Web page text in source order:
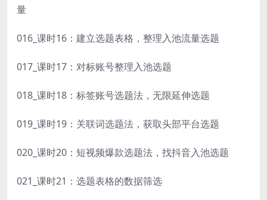
量
016_课时16：建立选题表格，整理入池流量选题
017_课时17：对标账号整理入池选题
018_课时18：标签账号选题法，无限延伸选题
019_课时19：关联词选题法，获取头部平台选题
020_课时20：短视频爆款选题法，找抖音入池选题
021_课时21：选题表格的数据筛选